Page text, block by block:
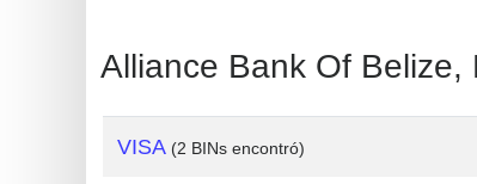
What
My
Alliance Bank Of
VISA (2 BINs encontró)